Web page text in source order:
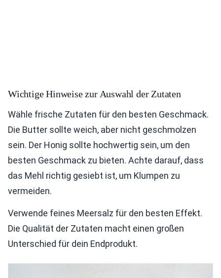
Wichtige Hinweise zur Auswahl der Zutaten
Wähle frische Zutaten für den besten Geschmack.
Die Butter sollte weich, aber nicht geschmolzen
sein. Der Honig sollte hochwertig sein, um den
besten Geschmack zu bieten. Achte darauf, dass
das Mehl richtig gesiebt ist, um Klumpen zu
vermeiden.
Verwende feines Meersalz für den besten Effekt.
Die Qualität der Zutaten macht einen großen
Unterschied für dein Endprodukt.